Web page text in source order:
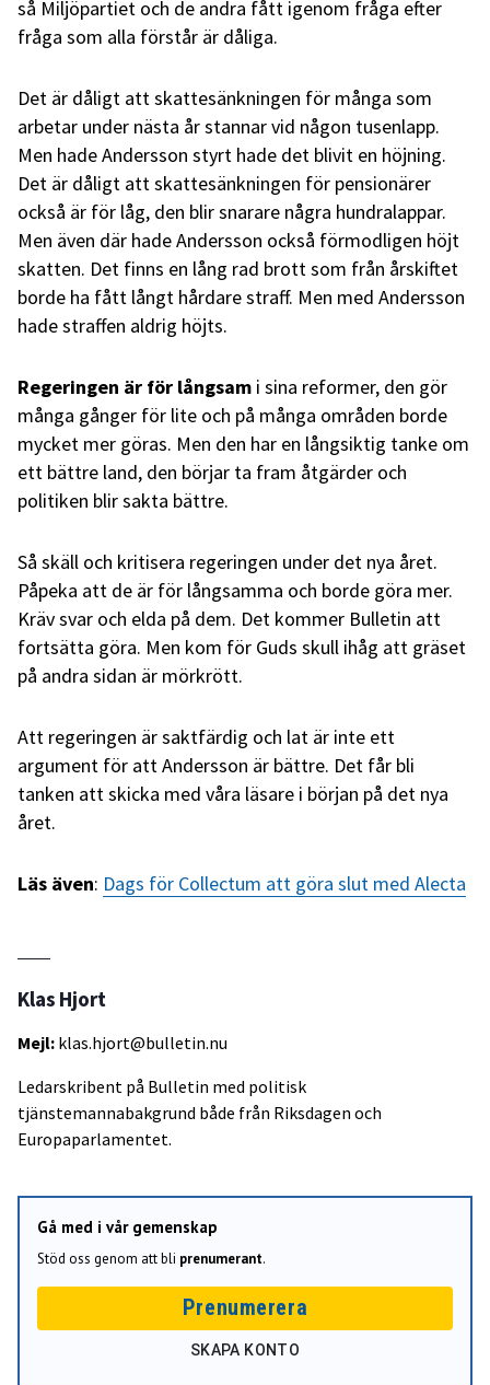
så Miljöpartiet och de andra fått igenom fråga efter
fråga som alla förstår är dåliga.
Det är dåligt att skattesänkningen för många som
arbetar under nästa år stannar vid någon tusenlapp.
Men hade Andersson styrt hade det blivit en höjning.
Det är dåligt att skattesänkningen för pensionärer
också är för låg, den blir snarare några hundralappar.
Men även där hade Andersson också förmodligen höjt
skatten. Det finns en lång rad brott som från årskiftet
borde ha fått långt hårdare straff. Men med Andersson
hade straffen aldrig höjts.
Regeringen är för långsam i sina reformer, den gör
många gånger för lite och på många områden borde
mycket mer göras. Men den har en långsiktig tanke om
ett bättre land, den börjar ta fram åtgärder och
politiken blir sakta bättre.
Så skäll och kritisera regeringen under det nya året.
Påpeka att de är för långsamma och borde göra mer.
Kräv svar och elda på dem. Det kommer Bulletin att
fortsätta göra. Men kom för Guds skull ihåg att gräset
på andra sidan är mörkrött.
Att regeringen är saktfärdig och lat är inte ett
argument för att Andersson är bättre. Det får bli
tanken att skicka med våra läsare i början på det nya
året.
Läs även: Dags för Collectum att göra slut med Alecta
Klas Hjort
Mejl: klas.hjort@bulletin.nu
Ledarskribent på Bulletin med politisk
tjänstemannabakgrund både från Riksdagen och
Europaparlamentet.
Gå med i vår gemenskap
Stöd oss genom att bli prenumerant.
Prenumerera
SKAPA KONTO